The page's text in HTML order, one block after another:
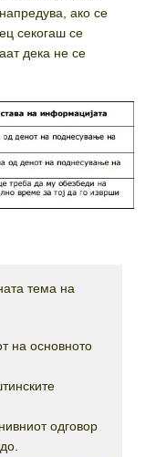
ако се
секогаш се
дека не се
тема на
на основното
одговор